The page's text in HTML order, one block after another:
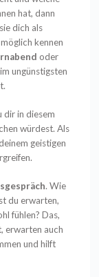
hat, dann
dich als
kennen
oder
ungünstigsten
dir in diesem
würdest. Als
geistigen
. Wie
du erwarten,
fühlen? Das,
erwarten auch
und hilft